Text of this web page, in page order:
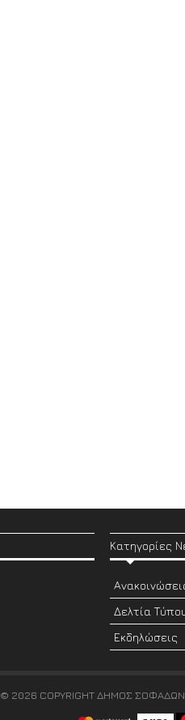
Κατηγορίες
Δελτία
Εκδηλώσεις
© 2026 COPYRIGHT ΔΗΜΟΣ ΣΟΦΑΔΩΝ |